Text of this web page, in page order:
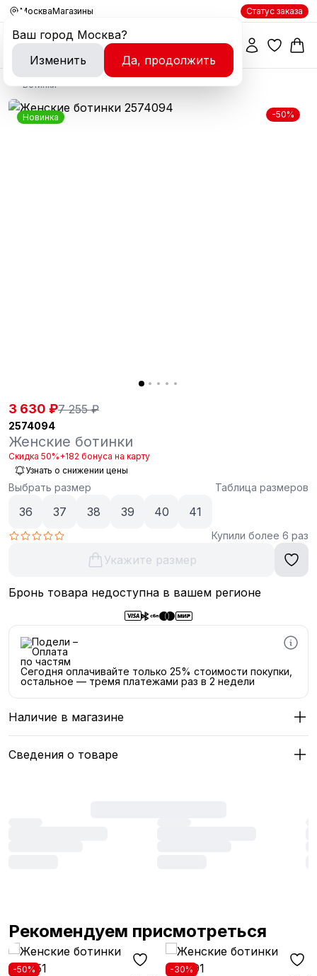
Москва
Ваш город Москва?
Изменить
Да, продолжить
Магазины Статус заказа
Ботинки
Новинка -50%
3 630 ₽7 255 ₽
2574094
Женские ботинки
Скидка 50%+182 бонуса на карту
Узнать о снижении цены
Выбрать размер Таблица размеров
36 37 38 39 40 41
Купили более 6 раз
Укажите размер
Бронь товара недоступна в вашем регионе
Сегодня оплачивайте только 25% стоимости покупки,
остальное — тремя платежами раз в 2 недели
Наличие в магазине
Сведения о товаре
Рекомендуем присмотреться
-50%
-30%